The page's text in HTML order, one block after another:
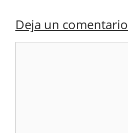
Deja un comentario